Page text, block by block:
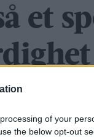
of your
the below opt-out
et